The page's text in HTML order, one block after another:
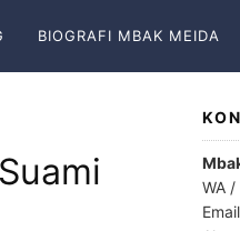
BIOGRAFI MBAK MEIDA
WA /